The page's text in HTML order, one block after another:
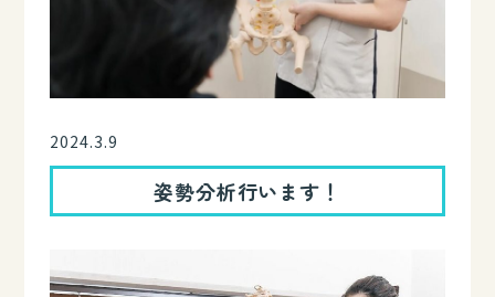
2024.3.9
姿勢分析行います！